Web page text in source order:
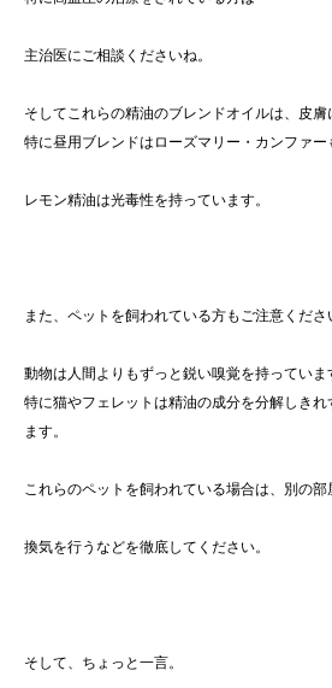
主治医にご相談くださいね。
そしてこれらの精油のブレンドオイルは、皮膚
特に昼用ブレンドはローズマリー・カンファー
レモン精油は光毒性を持っています。
また、ペットを飼われている方もご注意くださ
動物は人間よりもずっと鋭い嗅覚を持っていま
特に猫やフェレットは精油の成分を分解しきれ
ます。
これらのペットを飼われている場合は、別の部
換気を行うなどを徹底してください。
そして、ちょっと一言。